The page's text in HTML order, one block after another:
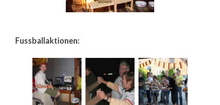
Fussballaktionen: